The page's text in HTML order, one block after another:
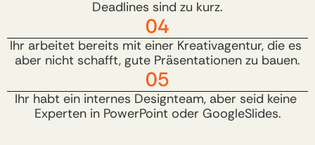
Deadlines sind zu kurz.​
04
Ihr arbeitet bereits mit einer Kreativagentur, die es
aber nicht schafft, gute Präsentationen zu bauen.
05
Ihr habt ein internes Designteam, aber seid keine
Experten in PowerPoint oder GoogleSlides.​